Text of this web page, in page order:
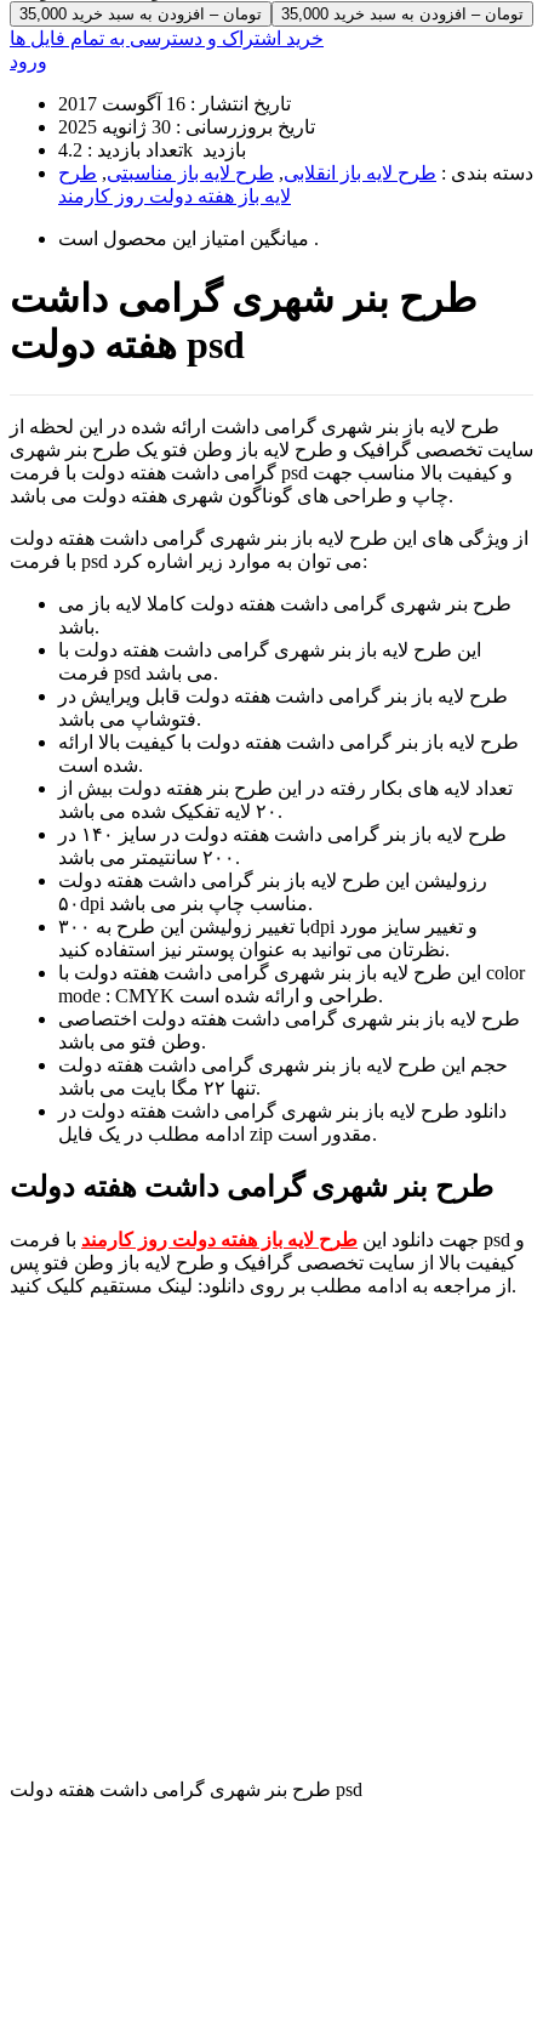
35,000 تومان – افزودن به سبد خرید
خرید اشتراک و دسترسی به تمام فایل ها
ورود
تاریخ انتشار : 16 آگوست 2017
تاریخ بروزرسانی : 30 ژانویه 2025
تعداد بازدید :
4.2k بازدید
دسته بندی : طرح لایه باز انقلابی, طرح لایه باز مناسبتی, طرح
لایه باز هفته دولت روز کارمند
میانگین امتیاز این محصول است .
طرح بنر شهری گرامی داشت
هفته دولت psd
طرح لایه باز بنر شهری گرامی داشت ارائه شده در این لحظه از
سایت تخصصی گرافیک و طرح لایه باز وطن فتو یک طرح بنر شهری
گرامی داشت هفته دولت با فرمت psd و کیفیت بالا مناسب جهت
چاپ و طراحی های گوناگون شهری هفته دولت می باشد.
از ویژگی های این طرح لایه باز بنر شهری گرامی داشت هفته دولت
با فرمت psd می توان به موارد زیر اشاره کرد:
طرح بنر شهری گرامی داشت هفته دولت کاملا لایه باز می
باشد.
این طرح لایه باز بنر شهری گرامی داشت هفته دولت با
فرمت psd می باشد.
طرح لایه باز بنر گرامی داشت هفته دولت قابل ویرایش در
فتوشاپ می باشد.
طرح لایه باز بنر گرامی داشت هفته دولت با کیفیت بالا ارائه
شده است.
تعداد لایه های بکار رفته در این طرح بنر هفته دولت بیش از
۲۰ لایه تفکیک شده می باشد.
طرح لایه باز بنر گرامی داشت هفته دولت در سایز ۱۴۰ در
۲۰۰ سانتیمتر می باشد.
رزولیشن این طرح لایه باز بنر گرامی داشت هفته دولت
۵۰dpi مناسب چاپ بنر می باشد.
با تغییر زولیشن این طرح به ۳۰۰dpi و تغییر سایز مورد
نظرتان می توانید به عنوان پوستر نیز استفاده کنید.
این طرح لایه باز بنر شهری گرامی داشت هفته دولت با color
mode : CMYK طراحی و ارائه شده است.
طرح لایه باز بنر شهری گرامی داشت هفته دولت اختصاصی
وطن فتو می باشد.
حجم این طرح لایه باز بنر شهری گرامی داشت هفته دولت
تنها ۲۲ مگا بایت می باشد.
دانلود طرح لایه باز بنر شهری گرامی داشت هفته دولت در
ادامه مطلب در یک فایل zip مقدور است.
طرح بنر شهری گرامی داشت هفته دولت
جهت دانلود این طرح لایه باز هفته دولت روز کارمند با فرمت psd و
کیفیت بالا از سایت تخصصی گرافیک و طرح لایه باز وطن فتو پس
از مراجعه به ادامه مطلب بر روی دانلود: لینک مستقیم کلیک کنید.
طرح بنر شهری گرامی داشت هفته دولت psd